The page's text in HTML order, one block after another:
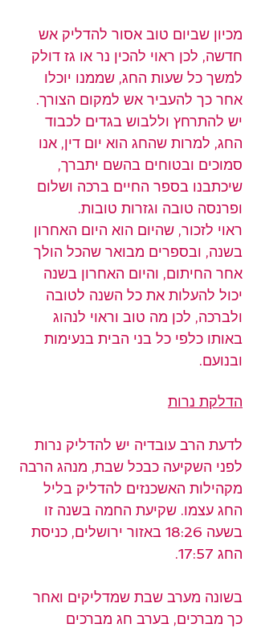
מכיון שביום טוב אסור להדליק אש
חדשה, לכן ראוי להכין נר או גז דולק
למשך כל שעות החג, שממנו יוכלו
אחר כך להעביר אש למקום הצורך.
יש להתרחץ וללבוש בגדים לכבוד
החג, למרות שהחג הוא יום דין, אנו
סמוכים ובטוחים בהשם יתברך,
שיכתבנו בספר החיים ברכה ושלום
ופרנסה טובה וגזרות טובות.
ראוי לזכור, שהיום הוא היום האחרון
בשנה, ובספרים מבואר שהכל הולך
אחר החיתום, והיום האחרון בשנה
יכול להעלות את כל השנה לטובה
ולברכה, לכן מה טוב וראוי לנהוג
באותו כלפי כל בני הבית בנעימות
ובנועם.
הדלקת נרות
לדעת הרב עובדיה יש להדליק נרות
לפני השקיעה כבכל שבת, מנהג הרבה
מקהילות האשכנזים להדליק בליל
החג עצמו. שקיעת החמה בשנה זו
בשעה 18:26 באזור ירושלים, כניסת
החג 17:57.
בשונה מערב שבת שמדליקים ואחר
כך מברכים, בערב חג מברכים